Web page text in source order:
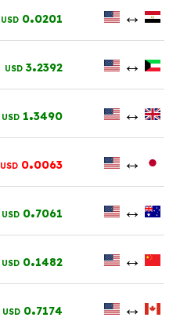
↔
0.0201
USD
↔
3.2392
USD
↔
1.3490
USD
↔
0.0063
USD
↔
0.7061
USD
↔
0.1482
USD
↔
0.7174
USD